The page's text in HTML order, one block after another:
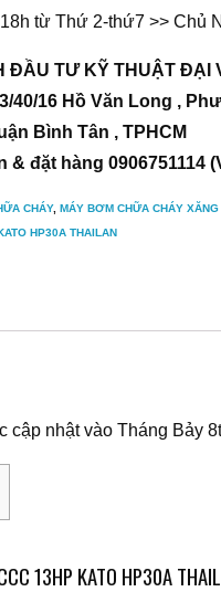
từ Thứ 2-thứ7 >> Chủ
ĐẦU TƯ KỸ THUẬT ĐẠI
40/16 Hồ Văn Long ,
Bình Tân , TPHCM
đặt hàng 0906751114
CHÁY, MÁY BƠM CHỮA CHÁY XĂNG
HP30A THAILAN
cập nhật vào Tháng Bảy
13HP KATO HP30A